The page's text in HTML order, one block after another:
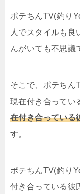
ポテちんTV(釣り
人でスタイルも良
んがいても不思議
そこで、ポテちん
現在付き合ってい
在付き合っている
す。
ポテちんTV(釣り
付き合っている彼